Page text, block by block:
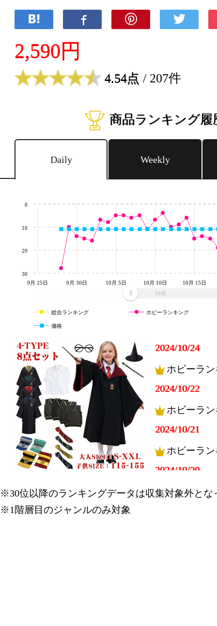
2,590円
4.54点 / 207件
商品ランキング履
Daily Weekly
10月
9月 25日 9月 30日 10月 5日 10月 10日 10月 15日
0
10
20
30
総合ランキング ホビーランキング
価格
2024/10/24
ホビーラ
2024/10/22
ホビーラ
2024/10/21
ホビーラ
2024/10/20
ホビーラ
※30位以降のランキングデータは収集対象外とな
※1階層目のジャンルのみ対象